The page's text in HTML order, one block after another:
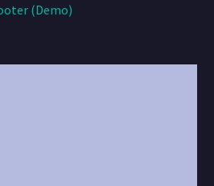
(Demo)